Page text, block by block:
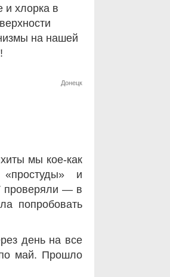
и хлорка в
на нашей
Донецк
мы кое-как
и
проверяли — в
попробовать
день на все
май. Прошло